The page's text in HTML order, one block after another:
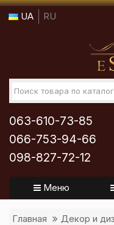
UA RU
063-610-73-85
066-753-94-66
098-827-72-12
Меню
Главная Декор и